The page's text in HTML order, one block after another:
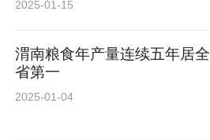
2025-01-15
渭南粮食年产量连续五年居全
省第一
2025-01-04